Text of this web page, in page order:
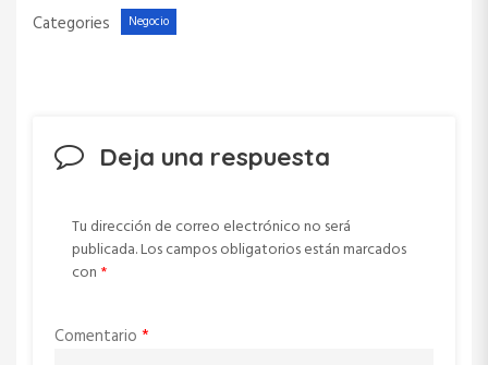
Categories
Negocio
Deja una respuesta
Tu dirección de correo electrónico no será
publicada.Los campos obligatorios están marcados
con *
Comentario *